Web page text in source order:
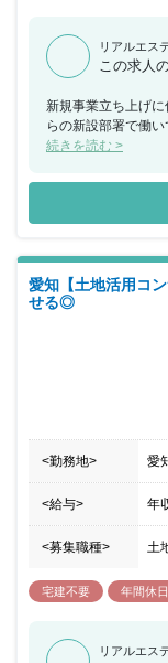
リアルエス
この求人
新規事業立ち上げ
らの新設部署で働
インセンティブ制度
ていただけます。 【同社について】 同社は、不動産・建設部門と
して、土地活用に
同社が建てる物件
す。オーナー様に
たいという会社の
な、世代が変わって
業・不動産管理事
5事業7社で構成さ
て取り組むことで
を拡大させてまい
続きを読む >
愛知【土地活用コ
せる◎
<勤務地> 愛
<給与> 年
<募集職種> 土
宅建不要 年間休
リアルエス